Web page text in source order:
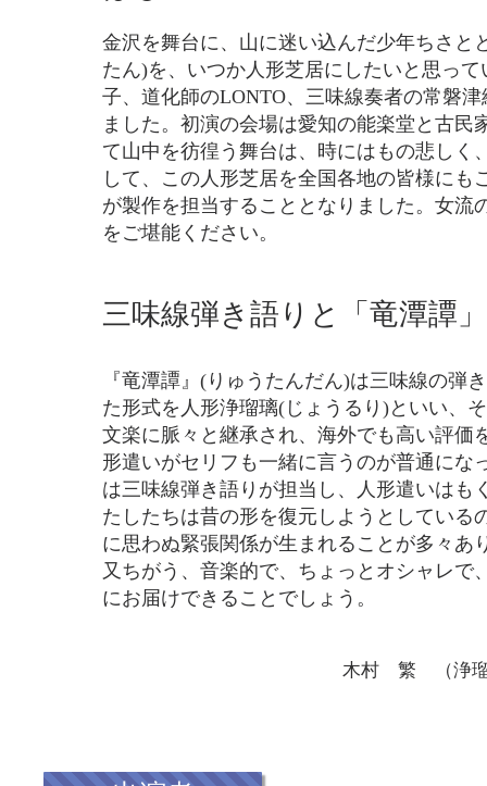
金沢を舞台に、山に迷い込んだ少年ちさと
たん)を、 いつか人形芝居にしたいと思っ
子、道化師のLONTO、三味線奏者の常磐
ました。初演の会場は愛知の能楽堂と古
て山中を彷徨う舞台は、時にはもの悲し
して、この人形芝居を全国各地の皆様に
が製作を担当することとなりました。女
をご堪能ください。
三味線弾き語りと「竜潭譚」
『竜潭譚』(りゅうたんだん)は三味線の弾
た形式を人形浄瑠璃(じょうるり)といい、
文楽に脈々と継承され、海外でも高い評価
形遣いがセリフも一緒に言うのが普通に
は三味線弾き語りが担当し、人形遣いは
たしたちは昔の形を復元しようとしてい
に思わぬ緊張関係が生まれることが多々
又ちがう、音楽的で、ちょっとオシャレ
にお届けできることでしょう。
木村 繁 （浄瑠璃台本